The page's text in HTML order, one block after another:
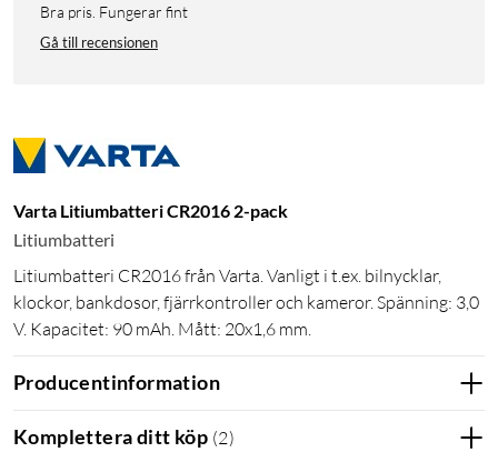
Bra pris. Fungerar fint
Gå till recensionen
Varta Litiumbatteri CR2016 2-pack
Litiumbatteri
Litiumbatteri CR2016 från Varta. Vanligt i t.ex. bilnycklar,
klockor, bankdosor, fjärrkontroller och kameror. Spänning: 3,0
V. Kapacitet: 90 mAh. Mått: 20x1,6 mm.
Producentinformation
Komplettera ditt köp (2)